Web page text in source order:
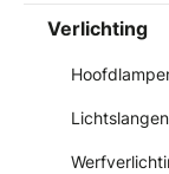
Verlichting
Lichtslangen